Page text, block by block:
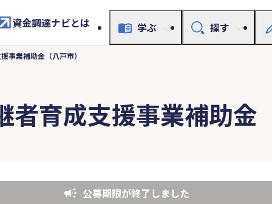
資金調達ナビとは 学ぶ 探す
事業補助金（八戸市）
者育成支援事業補助金
公募期限が終了しました